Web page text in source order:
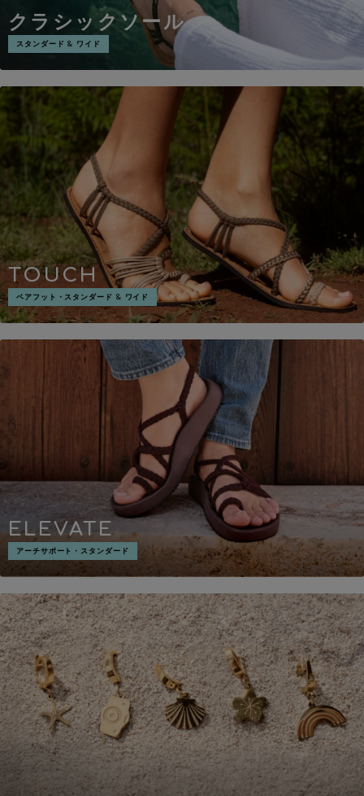
クラシックソール
スタンダード & ワイド
TOUCH
ベアフット・スタンダード & ワイド
ELEVATE
アーチサポート・スタンダード